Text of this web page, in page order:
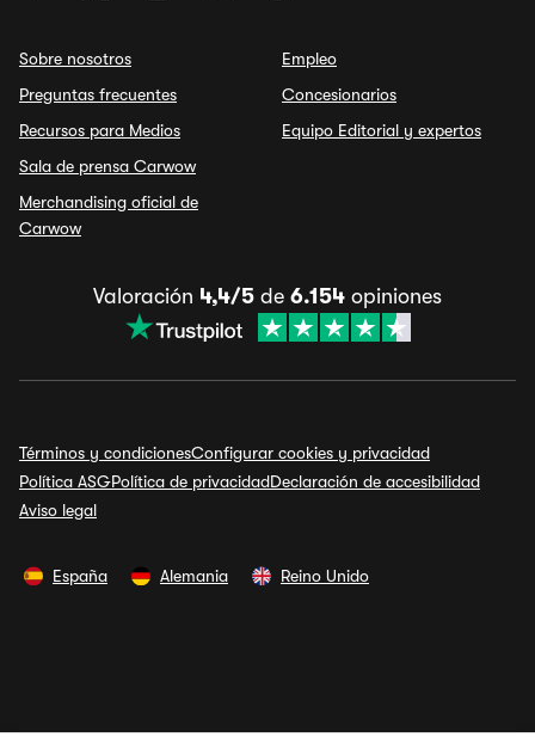
Sobre nosotros
Preguntas frecuentes
Recursos para Medios
Sala de prensa Carwow
Merchandising oficial de
Carwow
Empleo
Concesionarios
Equipo Editorial y expertos
Valoración 4,4/5 de 6.154 opiniones
Términos y condicionesConfigurar cookies y privacidad
Política ASGPolítica de privacidadDeclaración de accesibilidad
Aviso legal
España Alemania Reino Unido